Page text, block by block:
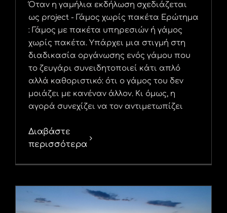
Όταν η γαμήλια εκδήλωση σχεδιάζεται
ως project - Γάμος χωρίς πακέτα Ερώτημα
: Γάμος με πακέτα υπηρεσιών ή γάμος
χωρίς πακέτα. Υπάρχει μια στιγμή στη
διαδικασία οργάνωσης ενός γάμου που
το ζευγάρι συνειδητοποιεί κάτι απλό
αλλά καθοριστικό: ότι ο γάμος του δεν
μοιάζει με κανέναν άλλον. Κι όμως, η
αγορά συνεχίζει να τον αντιμετωπίζει
Διαβάστε
περισσότερα